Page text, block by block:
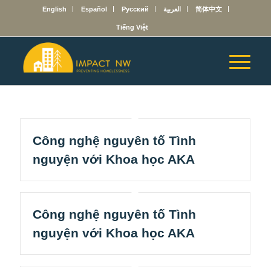
English Español Русский العربية 简体中文
Tiếng Việt
Công nghệ nguyên tố Tình
nguyện với Khoa học AKA
Công nghệ nguyên tố Tình
nguyện với Khoa học AKA